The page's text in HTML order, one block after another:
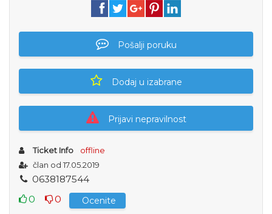
Pošalji poruku
Dodaj u izabrane
Prijavi nepravilnost
Ticket Info
offline
član od 17.05.2019
0638187544
0
0
Ocenite